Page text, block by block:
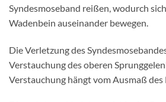
Syndesmoseband reißen, wodurch
Wadenbein auseinander bewegen.
Die Verletzung des
Verstauchung des oberen
Verstauchung hängt vom Ausmaß des